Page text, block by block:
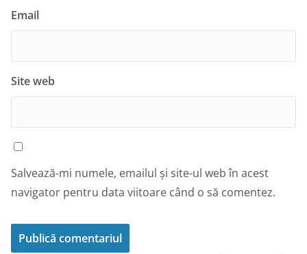
Email
Site web
Salvează-mi numele, emailul și site-ul web în acest
navigator pentru data viitoare când o să comentez.